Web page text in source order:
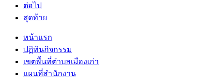
ต่อไป
สุดท้าย
หน้าแรก
ปฏิทินกิจกรรม
เขตพื้นที่ตำบลเมืองเก่า
แผนที่สำนักงาน